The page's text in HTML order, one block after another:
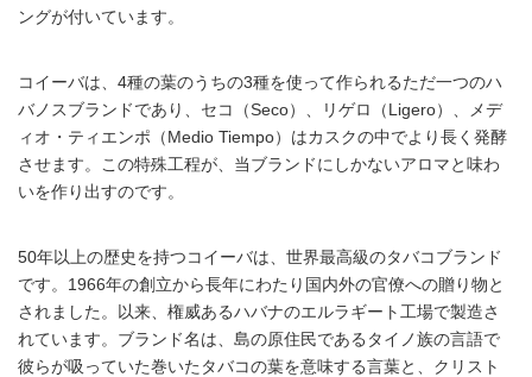
ングが付いています。
コイーバは、4種の葉のうちの3種を使って作られるただ一つのハ
バノスブランドであり、セコ（Seco）、リゲロ（Ligero）、メデ
ィオ・ティエンポ（Medio Tiempo）はカスクの中でより長く発酵
させます。この特殊工程が、当ブランドにしかないアロマと味わ
いを作り出すのです。
50年以上の歴史を持つコイーバは、世界最高級のタバコブランド
です。1966年の創立から長年にわたり国内外の官僚への贈り物と
されました。以来、権威あるハバナのエルラギート工場で製造さ
れています。ブランド名は、島の原住民であるタイノ族の言語で
彼らが吸っていた巻いたタバコの葉を意味する言葉と、クリスト